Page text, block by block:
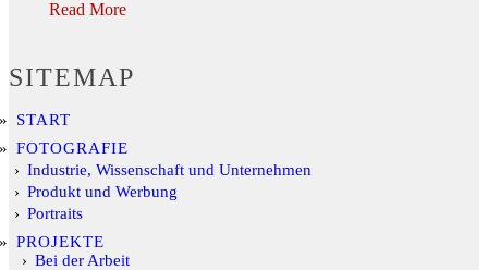
Read More
SITEMAP
START
FOTOGRAFIE
Industrie, Wissenschaft und Unternehmen
Produkt und Werbung
Portraits
PROJEKTE
Bei der Arbeit